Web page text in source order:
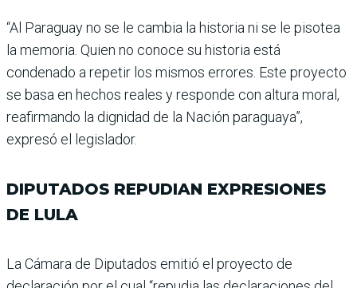
“Al Paraguay no se le cambia la historia ni se le pisotea
la memoria. Quien no conoce su historia está
condenado a repetir los mismos erro­res. Este proyecto
se basa en hechos reales y responde con altura moral,
reafirmando la dignidad de la Nación para­guaya”,
expresó el legislador.
DIPUTADOS REPUDIAN EXPRESIONES
DE LULA
La Cámara de Diputados emi­tió el proyecto de